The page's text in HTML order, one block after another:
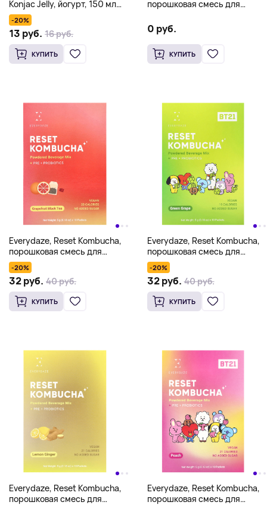
Konjac Jelly, йогурт, 150 мл
(5,07 жидк. унц.)
-20%
13 руб. 16 руб.
КУПИТЬ
порошковая смесь для
10 пакетиков по 5 г (0,18
унции)
0 руб.
КУПИТЬ
Everydaze, Reset Kombucha,
порошковая смесь для
напитков, грейпфрутовый
черный чай, 10 пакетиков по 5
г (0,18 унции)
-20%
32 руб. 40 руб.
КУПИТЬ
Everydaze, Reset Kombucha,
порошковая смесь для
напитков, зеленый виноград,
10 пакетиков по 5 г (0,18
унции)
-20%
32 руб. 40 руб.
КУПИТЬ
Everydaze, Reset Kombucha,
порошковая смесь для
Everydaze, Reset Kombucha,
порошковая смесь для